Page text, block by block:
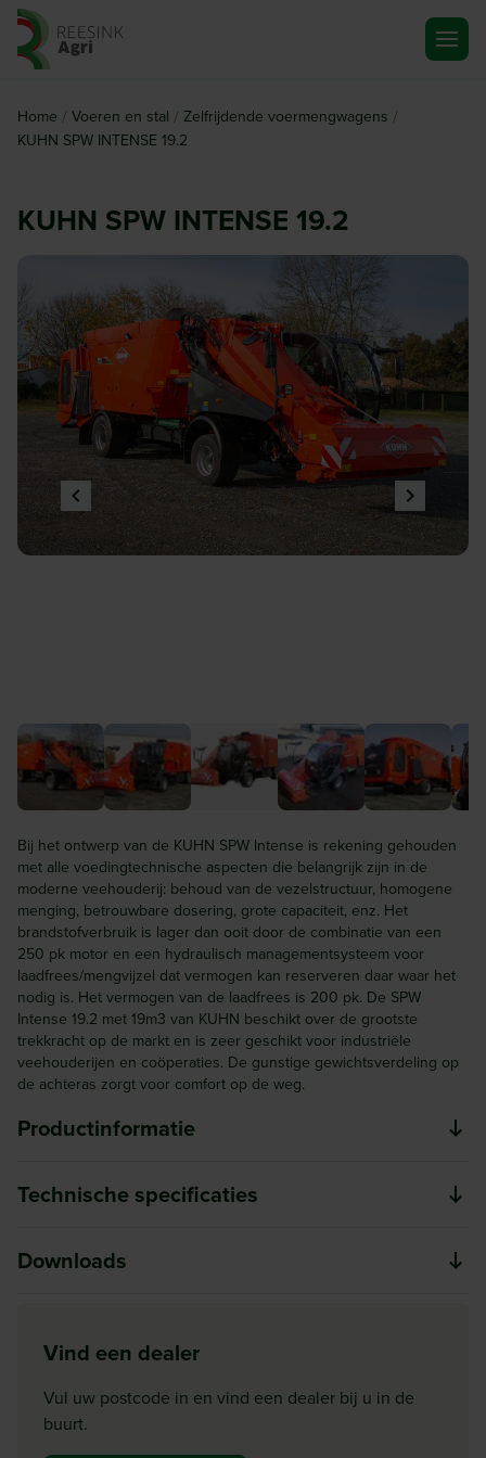
Home / Voeren en stal / Zelfrijdende voermengwagens /
KUHN SPW INTENSE 19.2
KUHN SPW INTENSE 19.2
Bij het ontwerp van de KUHN SPW Intense is rekening gehouden
met alle voedingtechnische aspecten die belangrijk zijn in de
moderne veehouderij: behoud van de vezelstructuur, homogene
menging, betrouwbare dosering, grote capaciteit, enz. Het
brandstofverbruik is lager dan ooit door de combinatie van een
250 pk motor en een hydraulisch managementsysteem voor
laadfrees/mengvijzel dat vermogen kan reserveren daar waar het
nodig is. Het vermogen van de laadfrees is 200 pk. De SPW
Intense 19.2 met 19m3 van KUHN beschikt over de grootste
trekkracht op de markt en is zeer geschikt voor industriële
veehouderijen en coöperaties. De gunstige gewichtsverdeling op
de achteras zorgt voor comfort op de weg.
Productinformatie
zelfrijdende voermengwagens op de markt. Hij beschikt
waarbij Adblue© in de uitlaatgassen wordt gespoten om de
zelfrijdende uitkuil-/mengwagens – zoals het mengproces
– worden bij de SPW Intense op een zeer laag toerental
uitgevoerd. Dit leidt tot uitstekende prestaties bij een
ongelofelijk laag brandstofverbruik. Met de joystick voor de
Technische specificaties
Model
SPW
Aanbouw
Zelfrijdende voermengwagen
Aantal vijzels
Downloads
Hier kunt u de brochure voor KUNN
voermengwagen downloaden
Vind een dealer
Vul uw postcode in en vind een dealer bij u in de
buurt.